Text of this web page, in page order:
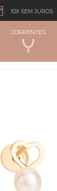
10X SEM JUROS
CORRENTES